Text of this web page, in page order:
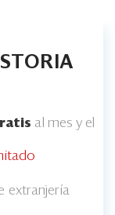
al mes y el
extranjería